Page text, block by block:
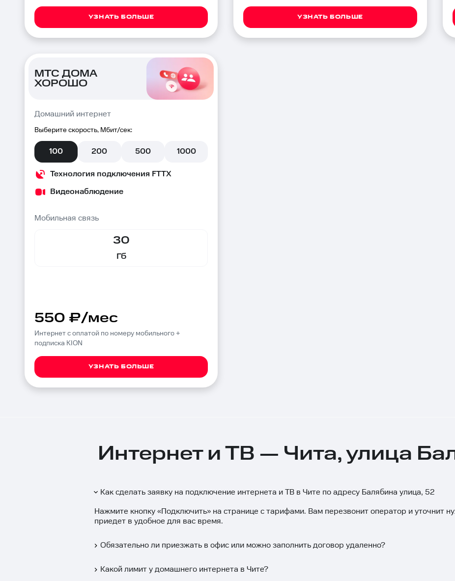
УЗНАТЬ БОЛЬШЕ УЗНАТЬ БОЛЬШЕ
МТС ДОМА
ХОРОШО
Домашний интернет
Выберите скорость, Мбит/сек:
100 200 500 1000
Технология подключения FTTX
Видеонаблюдение
Мобильная связь
30
Гб
550 ₽/мес
Интернет с оплатой по номеру мобильного +
подписка KION
УЗНАТЬ БОЛЬШЕ
Интернет и ТВ — Чита, улица
Как сделать заявку на подключение интернета и ТВ в Чите по адресу Балябина улица, 52
Нажмите кнопку «Подключить» на странице с тарифами. Вам перезвонит оператор и уточнит
приедет в удобное для вас время.
Обязательно ли приезжать в офис или можно заполнить договор удаленно?
Какой лимит у домашнего интернета в Чите?